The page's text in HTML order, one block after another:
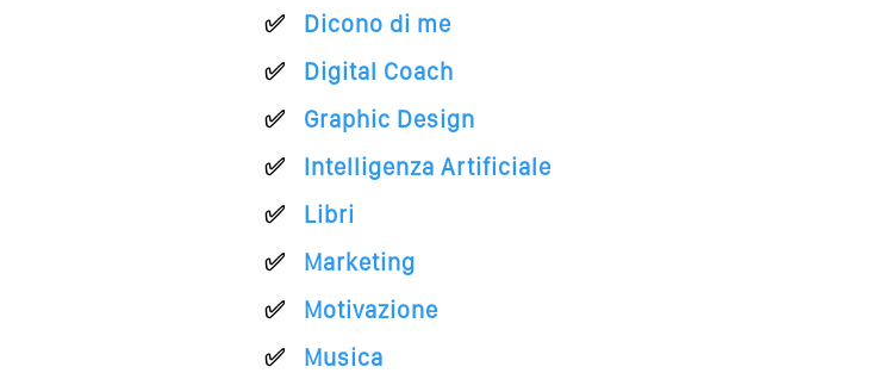
Dicono di me
Digital Coach
Graphic Design
Intelligenza Artificiale
Libri
Marketing
Motivazione
Musica